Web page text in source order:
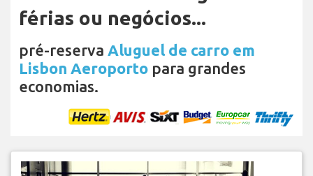
férias ou negócios...
pré-reserva Aluguel de carro em
Lisbon Aeroporto para grandes
economias.